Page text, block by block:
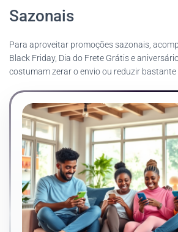
Sazonais
Para aproveitar promoções sazonais,
Black Friday, Dia do Frete Grátis e
costumam zerar o envio ou reduzir bastante